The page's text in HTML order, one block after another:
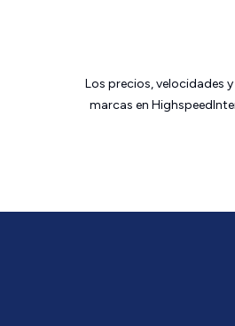
Los precios, velocidades
marcas en